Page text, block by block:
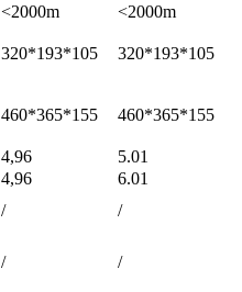
<2000m <2000m
320*193*105 320*193*105
460*365*155 460*365*155
4,96
5.01
4,96
6.01
/
/
/ /